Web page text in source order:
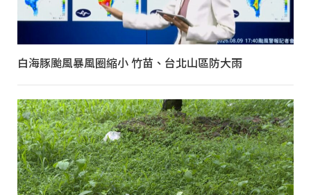
白海豚颱風暴風圈縮小 竹苗、台北山區防大雨